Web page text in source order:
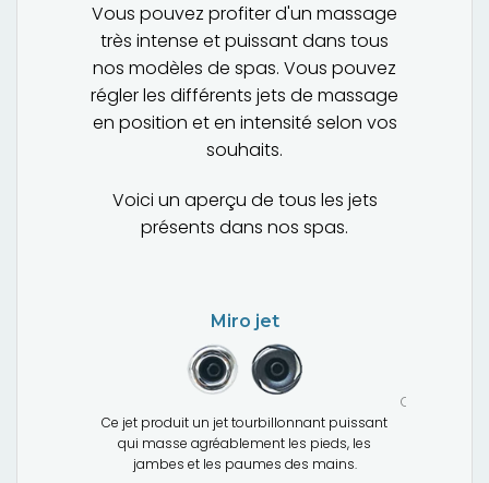
Vous pouvez profiter d'un massage
très intense et puissant dans tous
nos modèles de spas. Vous pouvez
régler les différents jets de massage
en position et en intensité selon vos
souhaits.
Voici un aperçu de tous les jets
présents dans nos spas.
Miro jet
Ce jet produit un jet tourbillonnant puissant
qui masse agréablement les pieds, les
jambes et les paumes des mains.
Ce jet